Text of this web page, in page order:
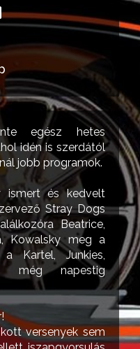
egész hetes
idén is szerdától
jobb programok.
ismert és kedvelt
Stray Dogs
Beatrice,
Kowalsky meg a
Kartel, Junkies,
még napestig
versenyek sem